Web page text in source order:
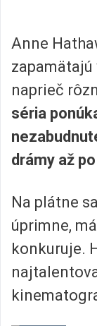
Anne
naprieč
séria
drámy až
Na plátne
úprimne,
konkuruje.